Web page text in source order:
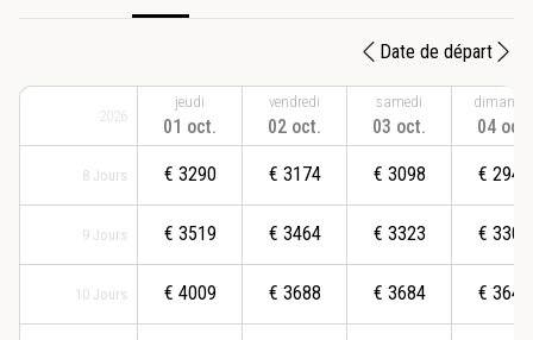
Date de départ
2026
8 Jours
9 Jours
10 Jours
jeudi
01 oct.
€ 3290
€ 3519
€ 4009
vendredi
02 oct.
€ 3174
€ 3464
€ 3688
samedi
03 oct.
€ 3098
€ 3323
€ 3684
04 oct.
€ 2943
€ 3305
€ 3645